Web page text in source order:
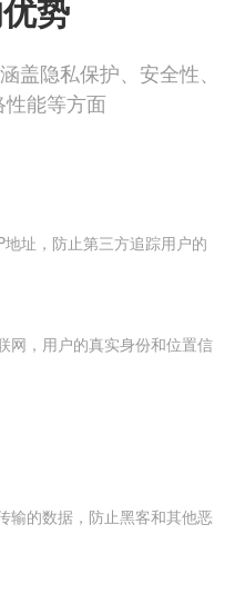
势
盖隐私保护、安全性、
能等方面
址，防止第三方追踪用户的
网，用户的真实身份和位置信
输的数据，防止黑客和其他恶